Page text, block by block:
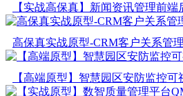
【实战高保真】新闻资讯管理前端
高保真实战原型-CRM客户关系管
【高端原型】智慧园区安防监控